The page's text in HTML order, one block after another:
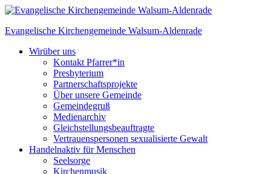
Skip
content
Evangelische Kirchengemeinde Walsum-Aldenrade
Wirüber uns
Kontakt Pfarrer*in
Presbyterium
Partnerschaftsprojekte
Über unsere Gemeinde
Gemeindegruß
Medienarchiv
Gleichstellungs­beauftragte
Vertrauenspersonen sexualisierte Gewalt
Handelnaktiv für Menschen
Seelsorge
Kirchenmusik